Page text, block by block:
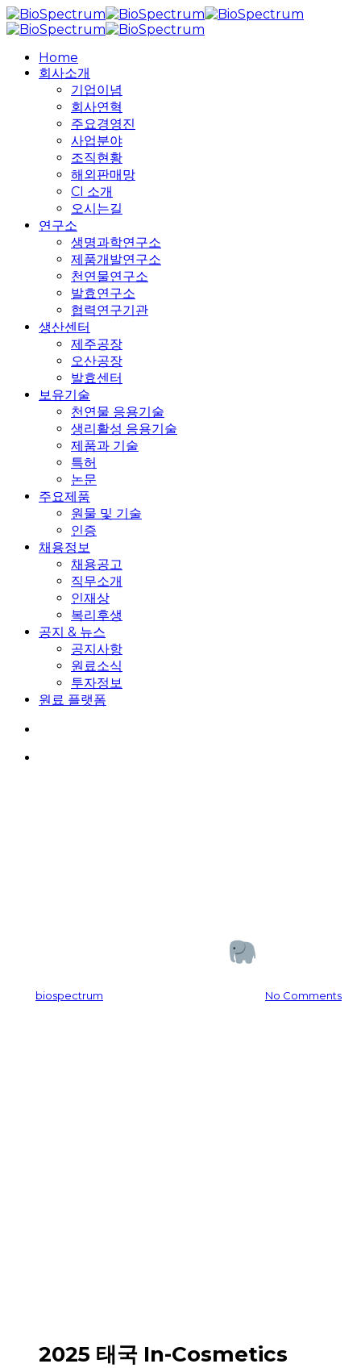
Skip
to
content
search
MenuHome
회사소개
기업이념
회사연혁
주요경영진
사업분야
조직현황
해외판매망
CI 소개
오시는길
연구소
생명과학연구소
제품개발연구소
천연물연구소
발효연구소
협력연구기관
생산센터
제주공장
오산공장
발효센터
보유기술
천연물 응용기술
생리활성 응용기술
제품과 기술
특허
논문
주요제품
원물 및 기술
인증
채용정보
채용공고
직무소개
인재상
복리후생
공지 & 뉴스
공지사항
원료소식
투자정보
원료 플랫폼
biospectrum No Comments
2025 태국 In-Cosmetics